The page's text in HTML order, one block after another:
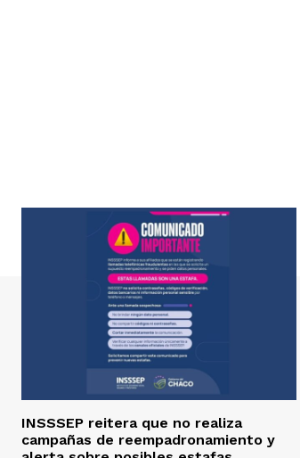
INSSSEP reitera que no realiza
campañas de reempadronamiento y